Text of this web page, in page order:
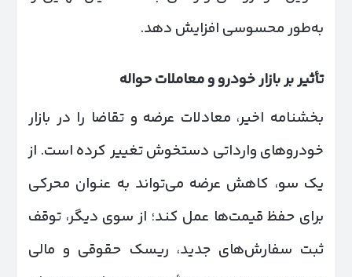
به‌طور محسوسی افزایش دهد.
تأثیر بر بازار خودرو و معاملات حواله
بخشنامه اخیر، معادلات عرضه و تقاضا را در بازار
خودروهای وارداتی دستخوش تغییر کرده است. از
یک سو، کاهش عرضه می‌تواند به عنوان محرکی
برای حفظ قیمت‌ها عمل کند؛ از سوی دیگر، توقف
ثبت سفارش‌های جدید، ریسک حقوقی و مالی